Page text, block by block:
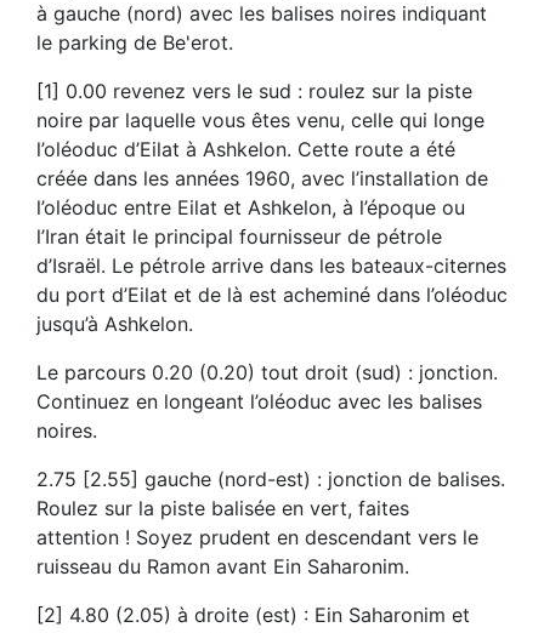
à gauche (nord) avec les balises noires indiquant
le parking de Be'erot.
[1] 0.00 revenez vers le sud : roulez sur la piste
noire par laquelle vous êtes venu, celle qui longe
l’oléoduc d’Eilat à Ashkelon. Cette route a été
créée dans les années 1960, avec l’installation de
l’oléoduc entre Eilat et Ashkelon, à l’époque ou
l’Iran était le principal fournisseur de pétrole
d’Israël. Le pétrole arrive dans les bateaux-citernes
du port d’Eilat et de là est acheminé dans l’oléoduc
jusqu’à Ashkelon.
Le parcours 0.20 (0.20) tout droit (sud) : jonction.
Continuez en longeant l’oléoduc avec les balises
noires.
2.75 [2.55] gauche (nord-est) : jonction de balises.
Roulez sur la piste balisée en vert, faites
attention ! Soyez prudent en descendant vers le
ruisseau du Ramon avant Ein Saharonim.
[2] 4.80 (2.05) à droite (est) : Ein Saharonim et